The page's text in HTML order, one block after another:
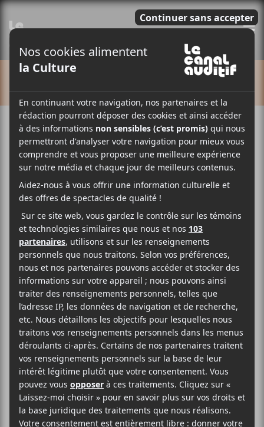
Cet évènement est passé.
CCF 2022 | Narcisse
2022-11-08 @ 20:00-23:0020$
Narcissesera en concert au Ministère le 8 novembre
prochain dans le cadre deCoup de cœur
francophone2022 pour lancer son album La fin
n’arrive jamais.
AJOUTER AU CALENDRIER
DÉTAILS ORGANISATEUR